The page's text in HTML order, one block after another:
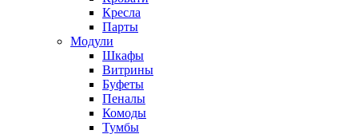
Кресла
Парты
Модули
Шкафы
Витрины
Буфеты
Пеналы
Комоды
Тумбы